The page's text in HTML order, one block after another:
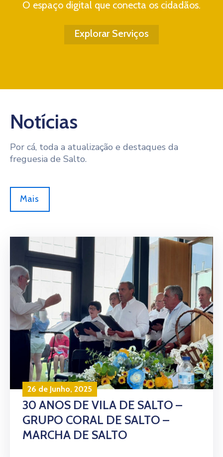
O espaço digital que conecta os cidadãos.
Explorar Serviços
Notícias
Por cá, toda a atualização e destaques da
freguesia de Salto.
Mais
26 de Junho, 2025
30 ANOS DE VILA DE SALTO –
GRUPO CORAL DE SALTO –
MARCHA DE SALTO